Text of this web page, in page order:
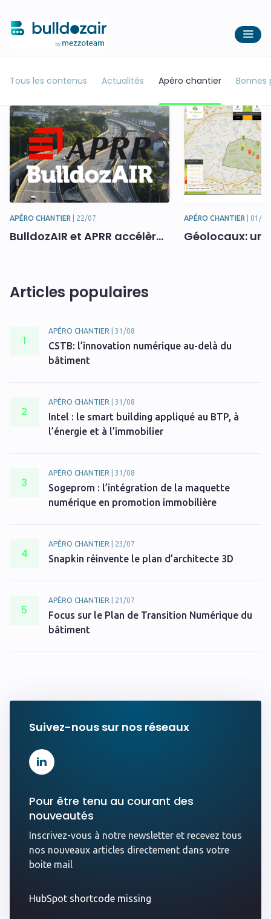
Tous les contenus Actualités Apéro chantier Bonnes
APÉRO CHANTIER 22/07
BulldozAIR et APRR accélèrent ensemble pour numériser les autoroutes
APÉRO CHANTIER 01/09
Articles populaires
1
APÉRO CHANTIER 31/08
CSTB: l’innovation numérique au-delà du
bâtiment
2
APÉRO CHANTIER 31/08
Intel : le smart building appliqué au BTP, à
l’énergie et à l’immobilier
3
APÉRO CHANTIER 31/08
Sogeprom : l’intégration de la maquette
numérique en promotion immobilière
4
APÉRO CHANTIER 23/07
Snapkin réinvente le plan d’architecte 3D
5
APÉRO CHANTIER 21/07
Focus sur le Plan de Transition Numérique du
bâtiment
Suivez-nous sur nos réseaux
Pour être tenu au courant des
nouveautés
Inscrivez-vous à notre newsletter et recevez tous
nos nouveaux articles directement dans votre
boite mail
HubSpot shortcode missing